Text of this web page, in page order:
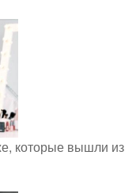
которые вышли из